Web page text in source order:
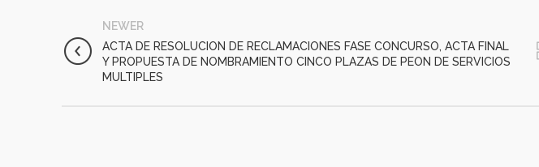
NEWER
ACTA DE RESOLUCION DE RECLAMACIONES FASE CONCURSO, ACTA FINAL
Y PROPUESTA DE NOMBRAMIENTO CINCO PLAZAS DE PEON DE SERVICIOS
MULTIPLES